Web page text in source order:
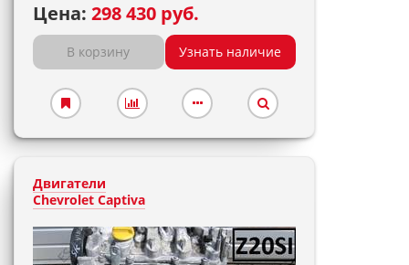
Цена: 298 430 руб.
В корзину Узнать наличие
Двигатели
Chevrolet Captiva